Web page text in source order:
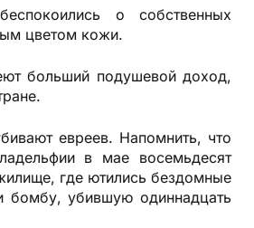
о собственных
цветом кожи.
больший подушевой доход,
евреев. Напомнить, что
в мае восемьдесят
где ютились бездомные
бомбу, убившую одиннадцать